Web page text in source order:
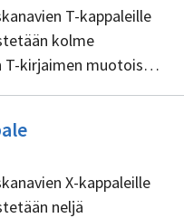
T-kappaleille
kolme
T-kirjaimen muotoisen
Ei
X-kappaleille
neljä